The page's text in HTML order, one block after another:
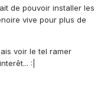
de pouvoir installer les
vive pour plus de
voir le tel ramer
:|